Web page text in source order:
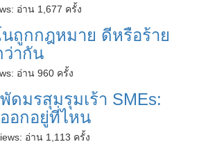
อ่าน 1,677 ครั้ง
ถูกกฎหมาย ดีหรือร้าย
ากัน
อ่าน 960 ครั้ง
ดมรสุมรุมเร้า SMEs:
อกอยู่ที่ไหน
อ่าน 1,113 ครั้ง